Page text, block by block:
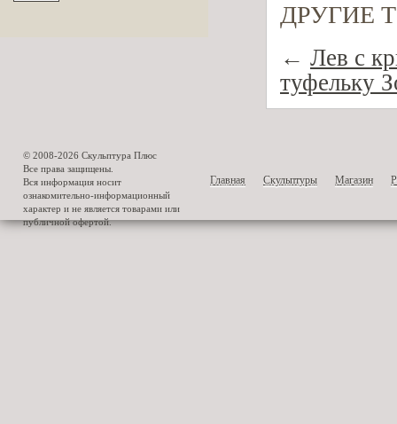
ДРУГИЕ
← Лев с
туфельку
© 2008-2026 Скульптура Плюс
Все права защищены.
Вся информация носит
ознакомительно-информационный
характер и не является товарами или
публичной офертой.
Главная Скульптуры Магазин